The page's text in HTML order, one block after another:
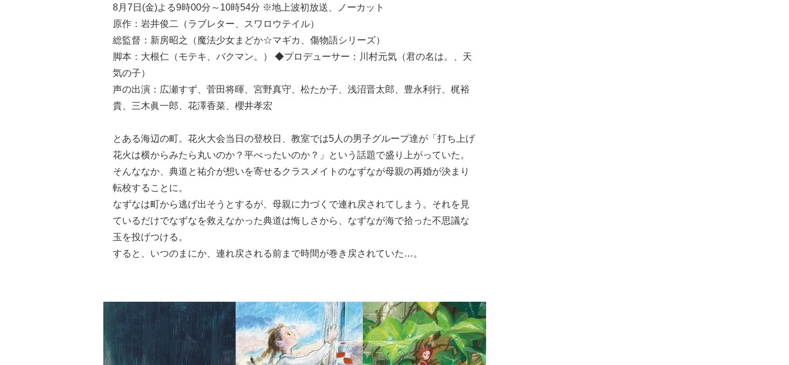
8月7日(金)よる9時00分～10時54分 ※地上波初放送、ノーカット
原作：岩井俊二（ラブレター、スワロウテイル）
総監督：新房昭之（魔法少女まどか☆マギカ、傷物語シリーズ）
脚本：大根仁（モテキ、バクマン。） ◆プロデューサー：川村元気（君の名は。、天
気の子）
声の出演：広瀬すず、菅田将暉、宮野真守、松たか子、浅沼晋太郎、豊永利行、梶裕
貴、三木眞一郎、花澤香菜、櫻井孝宏
とある海辺の町。花火大会当日の登校日、教室では5人の男子グループ達が「打ち上げ
花火は横からみたら丸いのか？平べったいのか？」という話題で盛り上がっていた。
そんななか、典道と祐介が想いを寄せるクラスメイトのなずなが母親の再婚が決まり
転校することに。
なずなは町から逃げ出そうとするが、母親に力づくで連れ戻されてしまう。それを見
ているだけでなずなを救えなかった典道は悔しさから、なずなが海で拾った不思議な
玉を投げつける。
すると、いつのまにか、連れ戻される前まで時間が巻き戻されていた…。